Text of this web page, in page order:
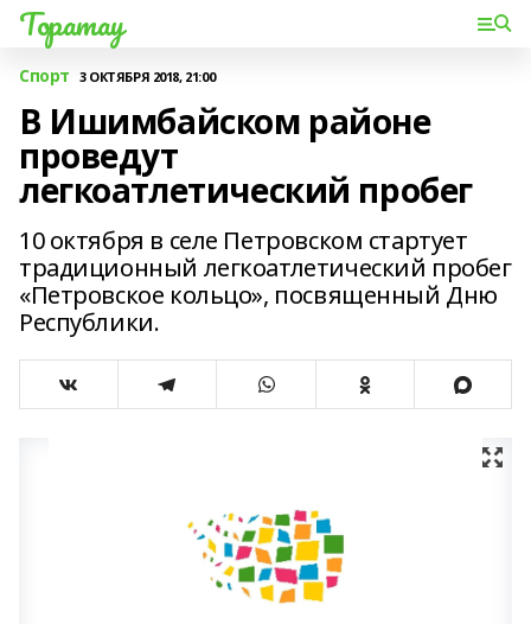
Торатау
Спорт 3 ОКТЯБРЯ 2018, 21:00
В Ишимбайском районе
проведут
легкоатлетический пробег
10 октября в селе Петровском стартует
традиционный легкоатлетический пробег
«Петровское кольцо», посвященный Дню
Республики.